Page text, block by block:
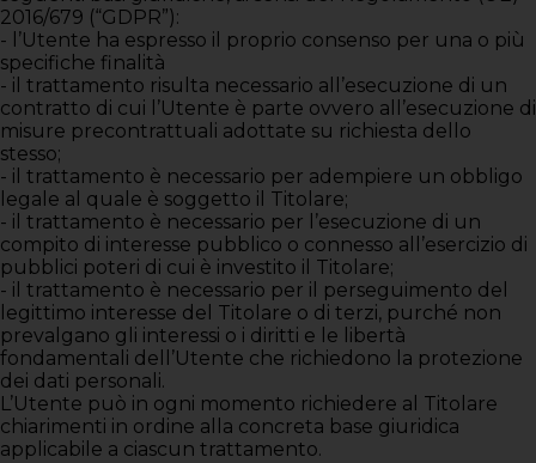
2016/679 (“GDPR”):
- l’Utente ha espresso il proprio consenso per una o più
specifiche finalità
- il trattamento risulta necessario all’esecuzione di un
contratto di cui l’Utente è parte ovvero all’esecuzione di
misure precontrattuali adottate su richiesta dello
stesso;
- il trattamento è necessario per adempiere un obbligo
legale al quale è soggetto il Titolare;
- il trattamento è necessario per l’esecuzione di un
compito di interesse pubblico o connesso all’esercizio di
pubblici poteri di cui è investito il Titolare;
- il trattamento è necessario per il perseguimento del
legittimo interesse del Titolare o di terzi, purché non
prevalgano gli interessi o i diritti e le libertà
fondamentali dell’Utente che richiedono la protezione
dei dati personali.
L’Utente può in ogni momento richiedere al Titolare
chiarimenti in ordine alla concreta base giuridica
applicabile a ciascun trattamento.